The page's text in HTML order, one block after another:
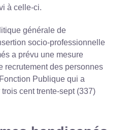
à celle-ci.
générale de
socio-professionnelle
a prévu une mesure
recrutement des personnes
Publique qui a
cent trente-sept (337)